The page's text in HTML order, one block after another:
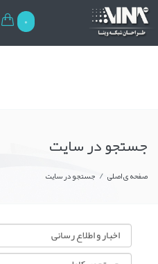
0
جستجو در سایت
صفحه ی اصلی / جستجو در سایت